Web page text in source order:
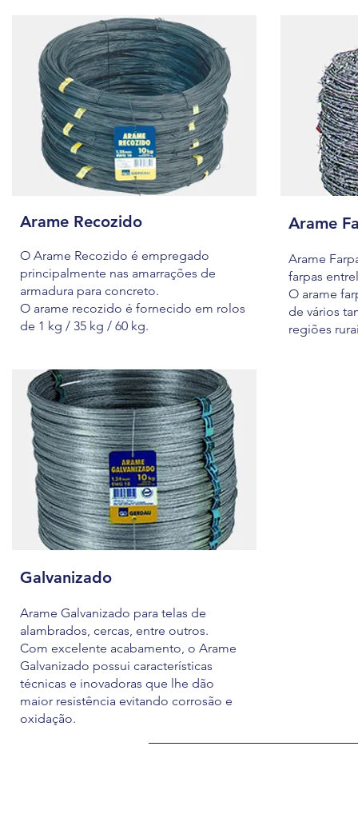
Arame Recozido
O Arame Recozido é empregado
principalmente nas amarrações de
armadura para concreto.
O arame recozido é fornecido em rolos
de 1 kg / 35 kg / 60 kg.
Arame
Arame
farpas
O arame
de vários
regiões
Galvanizado
Arame Galvanizado para telas de
alambrados, cercas, entre outros.
Com excelente acabamento, o Arame
Galvanizado possui características
técnicas e inovadoras que lhe dão
maior resistência evitando corrosão e
oxidação.